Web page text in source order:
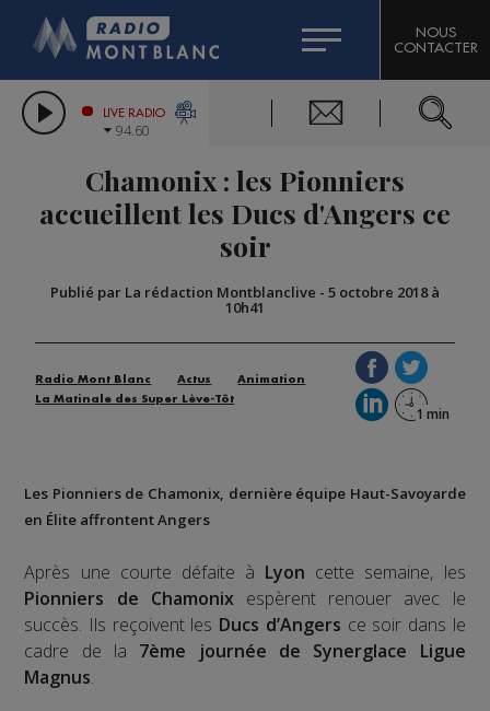
LES CHRONIQUES DE L'EXPERT
CITIZEN MACHINERY
GRAND MASSIF DOMAINES SKIABLES
BIGARD
COMPAGNIE DU MONT-BLANC
NOUS
CONTACTER
LIVE RADIO
94.60
Chamonix : les Pionniers
accueillent les Ducs d'Angers ce
soir
Publié par La rédaction Montblanclive - 5 octobre 2018 à
10h41
Radio Mont Blanc Actus
Animation
La Matinale des Super Lève-Tôt
Les Pionniers de Chamonix, dernière équipe Haut-Savoyarde
en Élite affrontent Angers
Après une courte défaite à Lyon cette semaine, les
Pionniers de Chamonixespèrent renouer avec le
succès. Ils reçoivent les Ducs d’Angers ce soir dans le
cadre de la 7ème journée de Synerglace Ligue
Magnus.